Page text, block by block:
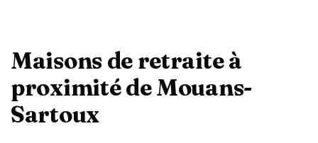
Maisons de retraite à
proximité de Mouans-
Sartoux